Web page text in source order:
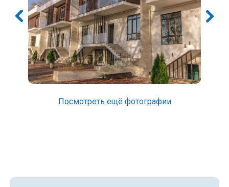
Посмотреть ещё фотографии